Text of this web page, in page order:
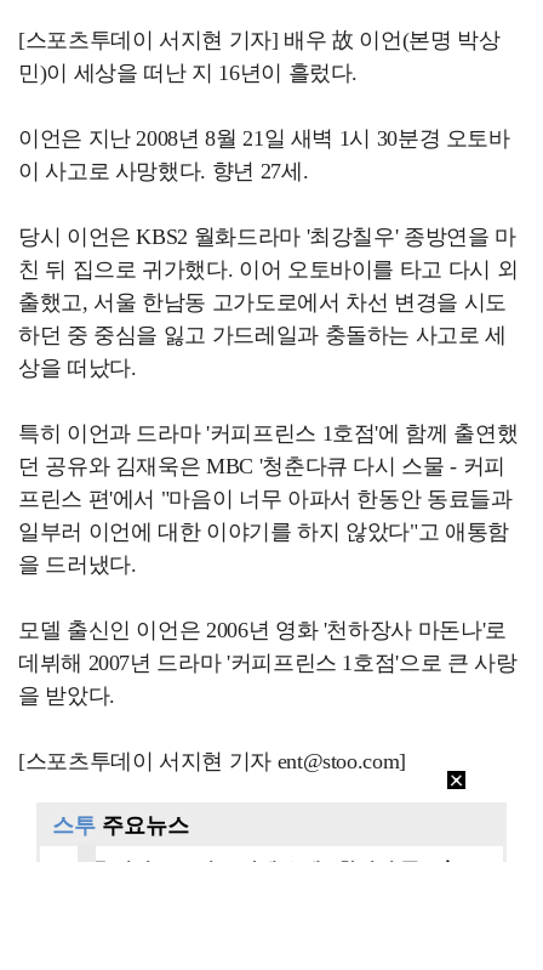
[스포츠투데이 서지현 기자] 배우 故 이언(본명 박상
민)이 세상을 떠난 지 16년이 흘렀다.
이언은 지난 2008년 8월 21일 새벽 1시 30분경 오토바
이 사고로 사망했다. 향년 27세.
당시 이언은 KBS2 월화드라마 '최강칠우' 종방연을 마
친 뒤 집으로 귀가했다. 이어 오토바이를 타고 다시 외
출했고, 서울 한남동 고가도로에서 차선 변경을 시도
하던 중 중심을 잃고 가드레일과 충돌하는 사고로 세
상을 떠났다.
특히 이언과 드라마 '커피프린스 1호점'에 함께 출연했
던 공유와 김재욱은 MBC '청춘다큐 다시 스물 - 커피
프린스 편'에서 "마음이 너무 아파서 한동안 동료들과
일부러 이언에 대한 이야기를 하지 않았다"고 애통함
을 드러냈다.
모델 출신인 이언은 2006년 영화 '천하장사 마돈나'로
데뷔해 2007년 드라마 '커피프린스 1호점'으로 큰 사랑
을 받았다.
[스포츠투데이 서지현 기자 ent@stoo.com]
스투 주요뉴스